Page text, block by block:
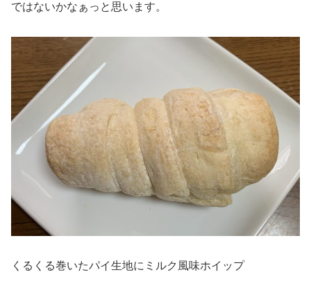
ではないかなぁっと思います。
くるくる巻いたパイ生地にミルク風味ホイップ